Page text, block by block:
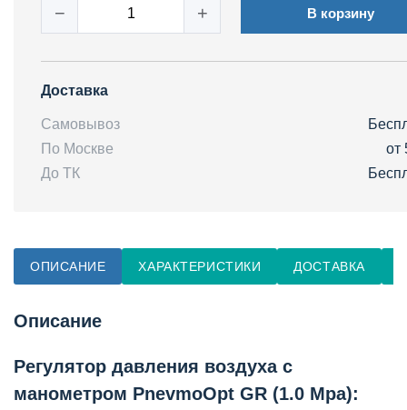
− + В корзину
Доставка
Самовывоз
По Москве
от
До ТК
ОПИСАНИЕ ХАРАКТЕРИСТИКИ ДОСТАВКА
Описание
Регулятор давления воздуха с
манометром PnevmoOpt GR (1.0 Mpa):